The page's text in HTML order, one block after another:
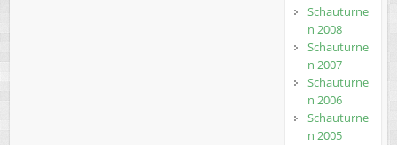
Schauturne
n 2008
Schauturne
n 2007
Schauturne
n 2006
Schauturne
n 2005